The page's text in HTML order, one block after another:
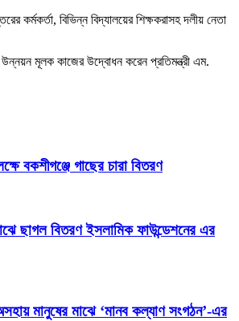
কর্মকর্তা, বিভিন্ন বিদ্যালয়ের শিক্ষকরাসহ দলীয় নেতা
মূলক কাজের উদ্বোধন করেন প্রতিমন্ত্রী এম.
বকশীগঞ্জে গাছের চারা বিতরণ
ছাগল বিতরণ ইসলামিক ফাউন্ডেশনের এর
মানুষের মাঝে ‘মানব কল্যাণ সংগঠন’-এর